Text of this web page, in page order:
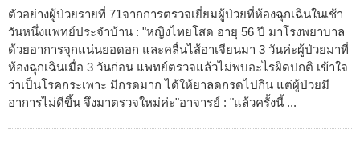
ตัวอย่างผู้ป่วยรายที่ 71จากการตรวจเยี่ยมผู้ป่วยที่ห้องฉุกเฉินในเช้า
วันหนึ่งแพทย์ประจำบ้าน : "หญิงไทยโสด อายุ 56 ปี มาโรงพยาบาล
ด้วยอาการจุกแน่นยอดอก และคลื่นไส้อาเจียนมา 3 วันค่ะผู้ป่วยมาที่
ห้องฉุกเฉินเมื่อ 3 วันก่อน แพทย์ตรวจแล้วไม่พบอะไรผิดปกติ เข้าใจ
ว่าเป็นโรคกระเพาะ มีกรดมาก ได้ให้ยาลดกรดไปกิน แต่ผู้ป่วยมี
อาการไม่ดีขึ้น จึงมาตรวจใหม่ค่ะ"อาจารย์ : "แล้วครั้งนี้ ...